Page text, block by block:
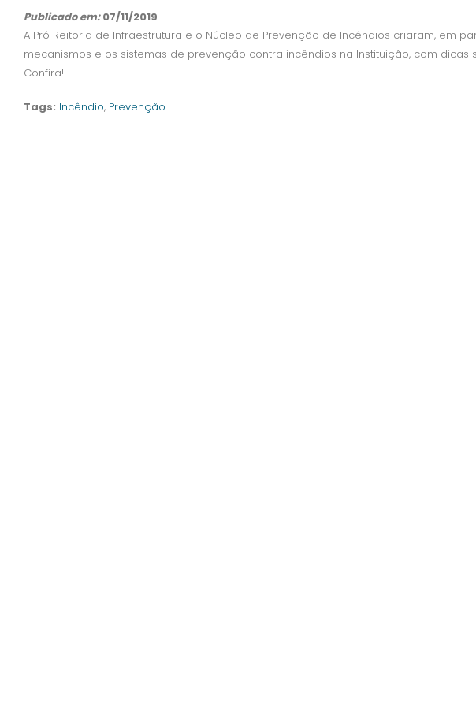
Publicado em:07/11/2019
A Pró Reitoria de Infraestrutura e o Núcleo de Prevenção de Incêndios criaram, em
mecanismos e os sistemas de prevenção contra incêndios na Instituição, com
Confira!
Tags: Incêndio, Prevenção